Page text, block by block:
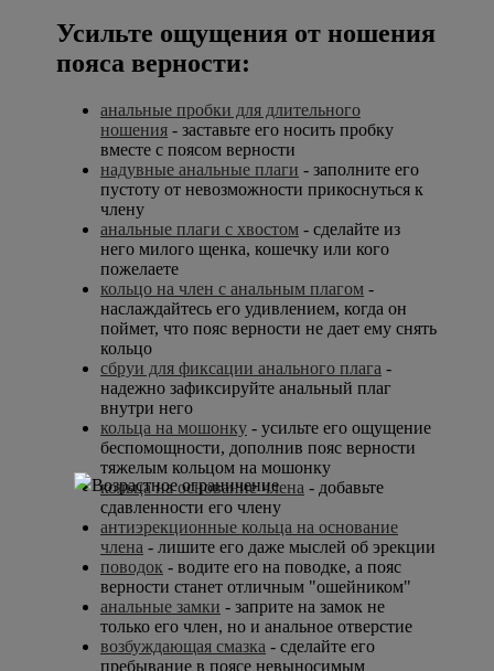
Усильте ощущения от ношения
пояса верности:
анальные пробки для длительного
ношения - заставьте его носить пробку
вместе с поясом верности
надувные анальные плаги - заполните его
пустоту от невозможности прикоснуться к
члену
анальные плаги с хвостом - сделайте из
него милого щенка, кошечку или кого
пожелаете
кольцо на член с анальным плагом -
наслаждайтесь его удивлением, когда он
поймет, что пояс верности не дает ему снять
кольцо
сбруи для фиксации анального плага -
надежно зафиксируйте анальный плаг
внутри него
кольца на мошонку - усильте его ощущение
беспомощности, дополнив пояс верности
тяжелым кольцом на мошонку
кольца на основание члена - добавьте
сдавленности его члену
антиэрекционные кольца на основание
члена - лишите его даже мыслей об эрекции
поводок - водите его на поводке, а пояс
верности станет отличным "ошейником"
анальные замки - заприте на замок не
только его член, но и анальное отверстие
возбуждающая смазка - сделайте его
пребывание в поясе невыносимым